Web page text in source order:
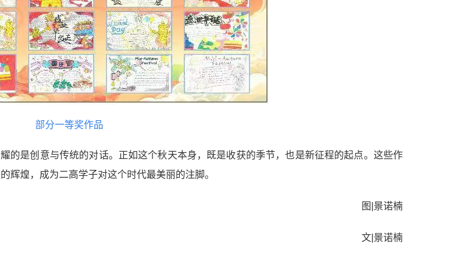
部分一等奖作品
的是创意与传统的对话。正如这个秋天本身，既是收获的季节，也是新征程的起点。这些作
辉煌，成为二高学子对这个时代最美丽的注脚。
图 |景诺楠
文 |景诺楠